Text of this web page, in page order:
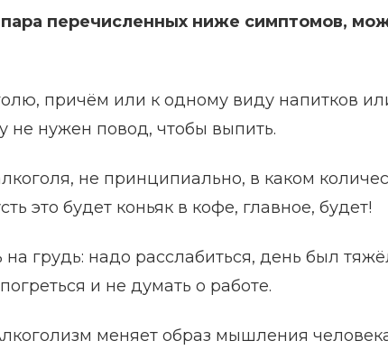
перечисленных ниже симптомов,
причём или к одному виду напитков
не нужен повод, чтобы выпить.
не принципиально, в каком
это будет коньяк в кофе, главное, будет!
грудь: надо расслабиться, день был
и не думать о работе.
меняет образ мышления